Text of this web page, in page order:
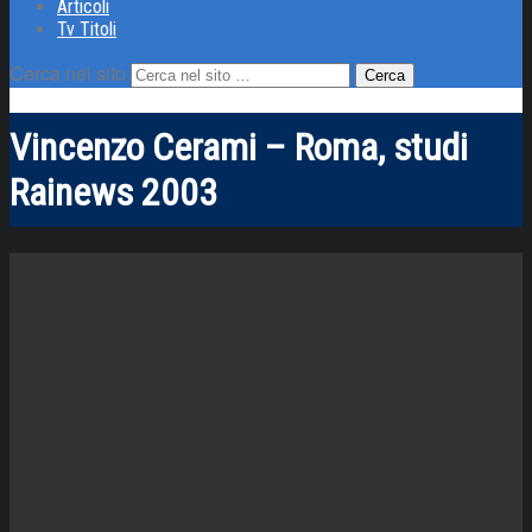
Articoli
Tv Titoli
Cerca nel sito
Vincenzo Cerami – Roma, studi
Rainews 2003